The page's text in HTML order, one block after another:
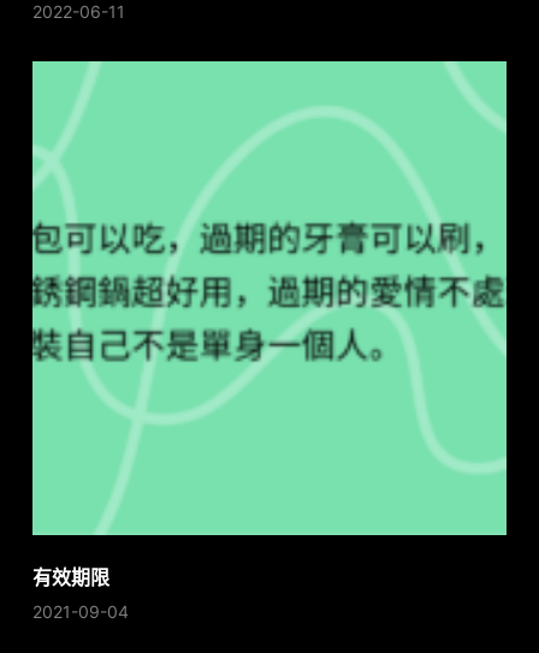
2022-06-11
有效期限
2021-09-04